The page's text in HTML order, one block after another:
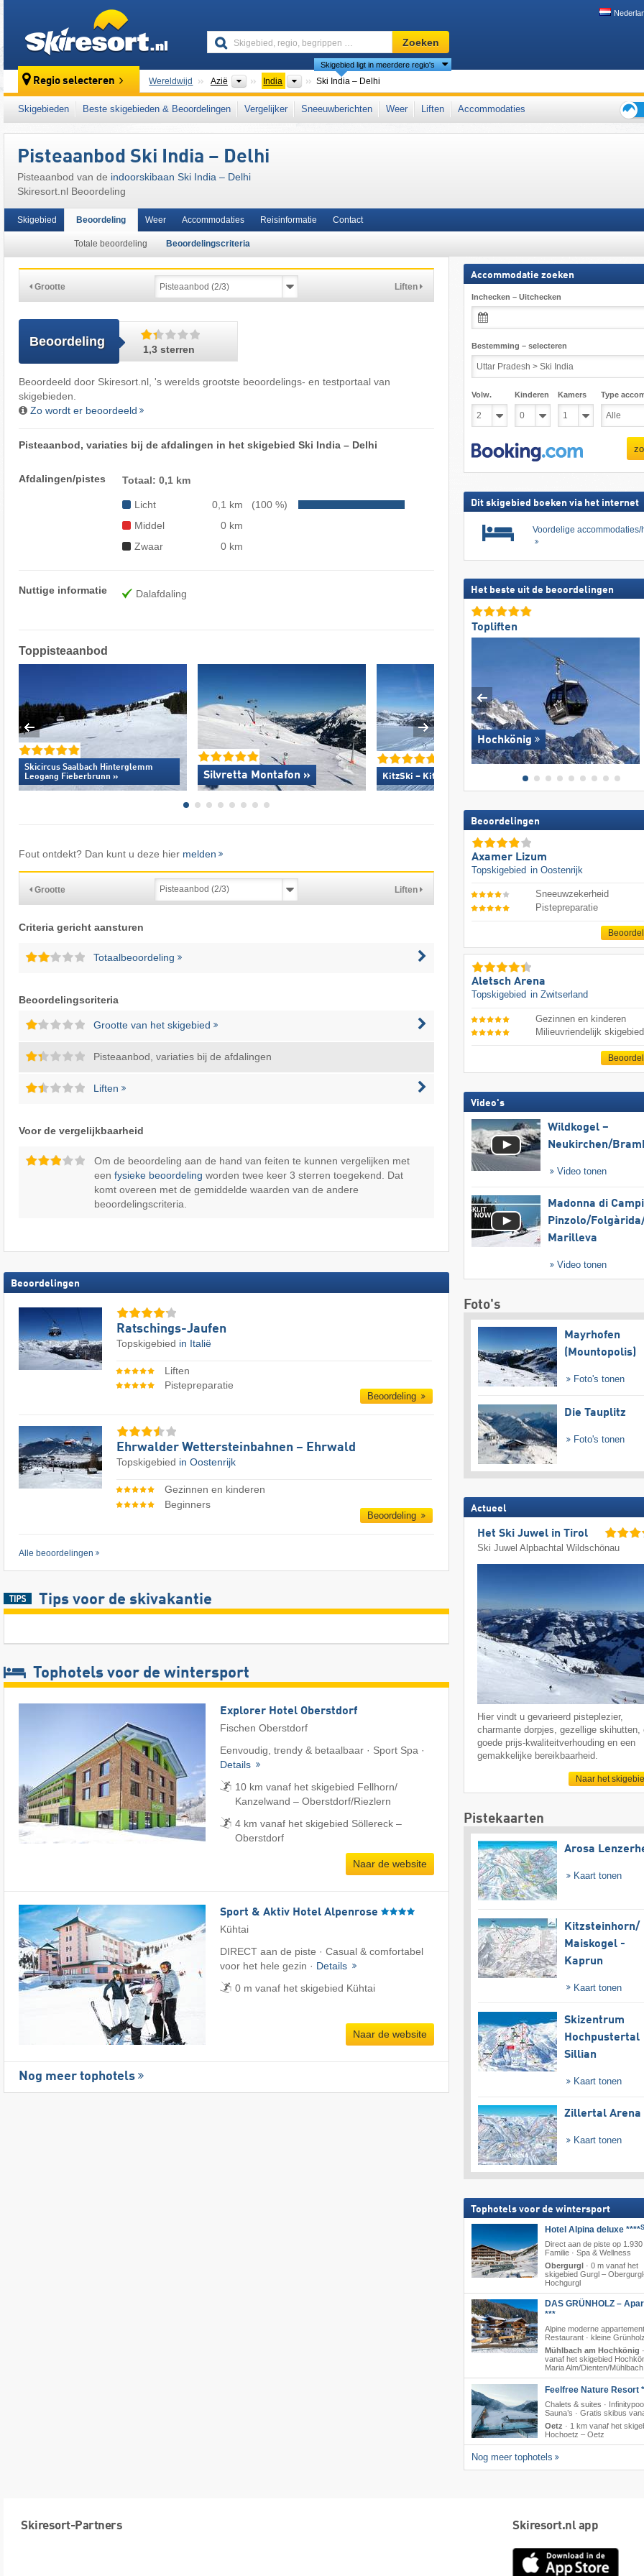
Skigebied,
regio,
begrippen
Zoeken
Regio selecteren Wereldwijd Azië Continenten
India Landen
Skigebied ligt in meerdere regio's
Ski India – Delhi
Dit skigebied ligt ook in: Zuid-Azië
Skigebieden Beste skigebieden & Beoordelingen Vergelijker Sneeuwberichten Weer Liften
Accommodaties
Pisteaanbod Ski India – Delhi
Pisteaanbod van de indoorskibaan Ski India – Delhi
Skiresort.nl Beoordeling
Skigebied Beoordeling
Totale beoordeling Beoordelingscriteria
Weer Accommodaties Reisinformatie Contact
Grootte Liften
Beoordeling
1,3 sterren
Beoordeeld door Skiresort.nl, 's werelds grootste beoordelings- en testportaal van
skigebieden.
Zo wordt er beoordeeld
Pisteaanbod, variaties bij de afdalingen in het skigebied Ski India – Delhi
Afdalingen/pistes Totaal: 0,1 km
Licht 0,1 km
(100 %)
Middel
0 km
Zwaar
0 km
Nuttige informatie Dalafdaling
Toppisteaanbod
Skicircus Saalbach Hinterglemm
Leogang Fieberbrunn »
Silvretta Montafon » KitzSki – Kitzbühel/​Kirchberg » Mayrhofen
Fout ontdekt? Dan kunt u deze hier melden
Grootte Liften
Criteria gericht aansturen
Totaalbeoordeling
Beoordelingscriteria
Grootte van het skigebied
Pisteaanbod, variaties bij de afdalingen
Liften
Voor de vergelijkbaarheid
Om de beoordeling aan de hand van feiten te kunnen vergelijken met
een fysieke beoordeling worden twee keer 3 sterren toegekend. Dat
komt overeen met de gemiddelde waarden van de andere
beoordelingscriteria.
Beoordelingen
Ratschings-Jaufen
Topskigebied in Italië
Liften
Pistepreparatie
Beoordeling
Ehrwalder Wettersteinbahnen – Ehrwald
Topskigebied in Oostenrijk
Gezinnen en kinderen
Beginners
Beoordeling
Alle beoordelingen
Tips voor de skivakantie
Tophotels voor de wintersport
Explorer Hotel Oberstdorf
Fischen Oberstdorf
Eenvoudig, trendy & betaalbaar · Sport Spa ·
Details
10 km vanaf het skigebied Fellhorn/​
Kanzelwand – Oberstdorf/​Riezlern
4 km vanaf het skigebied Söllereck –
Oberstdorf
Naar de website
Sport & Aktiv Hotel Alpenrose
Kühtai
DIRECT aan de piste · Casual & comfortabel
voor het hele gezin · Details
0 m vanaf het skigebied Kühtai
Naar de website
Nog meer tophotels
Accommodatie zoeken
Inchecken – Uitchecken
Bestemming – selecteren
Volw. Kinderen Kamers Type
Dit skigebied boeken via het internet
Voordelige accommodaties/
Het beste uit de beoordelingen
Topliften
Hochkönig
Beoordelingen
Axamer Lizum
Topskigebied in Oostenrijk
Sneeuwzekerheid
Pistepreparatie
Aletsch Arena
Topskigebied in Zwitserland
Gezinnen en kinderen
Milieuvriendelijk skigebied
Video's
Wildkogel –
Neukirchen/​
Video tonen
Madonna di
Pinzolo/​
Marilleva
Video tonen
Foto's
Mayrhofen
(Mountopolis)
Foto's tonen
Die Tauplitz
Foto's tonen
Actueel
Het Ski Juwel in Tirol
Ski Juwel Alpbachtal Wildschönau
Hier vindt u gevarieerd pisteplezier,
charmante dorpjes, gezellige skihutten,
goede prijs-kwaliteitverhouding en een
gemakkelijke bereikbaarheid.
Naar het
Pistekaarten
Arosa
Kaart tonen
Kitzsteinhorn/​
Maiskogel -
Kaprun
Kaart tonen
Skizentrum
Hochpustertal
Sillian
Kaart tonen
Zillertal Arena
Kaart tonen
Tophotels voor de wintersport
Hotel Alpina deluxe ****S
Direct aan de piste op 1.930
Familie · Spa & Wellness
Obergurgl
· 0 m vanaf het
skigebied Gurgl –
Hochgurgl
DAS GRÜNHOLZ –
***
Alpine moderne
Restaurant · kleine
Mühlbach am Hochkönig ·
vanaf het skigebied
Maria Alm/​Dienten/​Mühlbach
Feelfree Nature Resort
Chalets & suites ·
Sauna’s · Gratis skibus
Oetz · 1 km vanaf het
Hochoetz – Oetz
Nog meer tophotels
Skiresort-Partners Skiresort.nl app
App